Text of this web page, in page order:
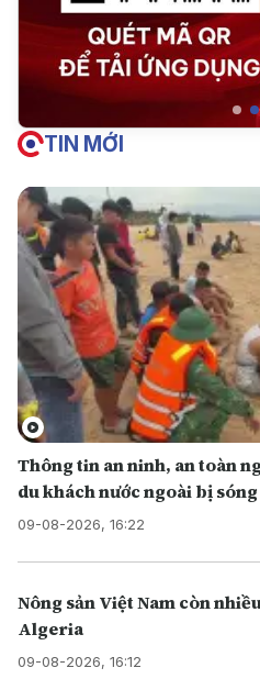
TIN MỚI
Thông tin an ninh, an toàn
du khách nước ngoài bị
09-08-2026, 16:22
Nông sản Việt Nam còn
Algeria
09-08-2026, 16:12